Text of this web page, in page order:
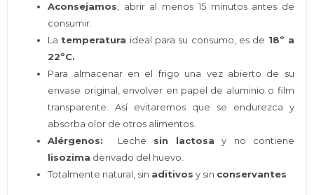
Aconsejamos, abrir al menos 15 minutos antes de
consumir.
La temperatura ideal para su consumo, es de 18º a
22ºC.
Para almacenar en el frigo una vez abierto de su
envase original, envolver en papel de aluminio o film
transparente. Así evitaremos que se endurezca y
absorba olor de otros alimentos.
Alérgenos: Leche sin lactosa y no contiene
lisozima derivado del huevo.
Totalmente natural, sin aditivos y sin conservantes